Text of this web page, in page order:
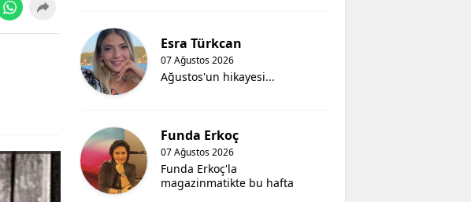
Esra Türkcan
07 Ağustos 2026
Ağustos'un hikayesi...
Funda Erkoç
07 Ağustos 2026
Funda Erkoç'la
magazinmatikte bu hafta